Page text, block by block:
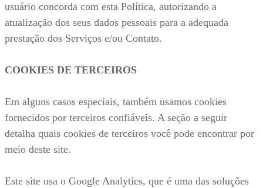
usuário concorda com esta Política, autorizando a
atualização dos seus dados pessoais para a adequada
prestação dos Serviços e/ou Contato.
COOKIES DE TERCEIROS
Em alguns casos especiais, também usamos cookies
fornecidos por terceiros confiáveis. A seção a seguir
detalha quais cookies de terceiros você pode encontrar por
meio deste site.
Este site usa o Google Analytics, que é uma das soluções